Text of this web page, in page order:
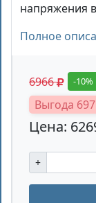
напряжения
Полное
6966 -10%
Выгода 697
Цена:
+